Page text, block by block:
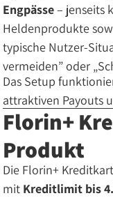
Engpässe– jenseits
Heldenprodukte
typische Nutzer-
vermeiden” oder
Das Setup
attraktiven Payouts
Florin+
Produkt
Die Florin+
mit Kreditlimit bis